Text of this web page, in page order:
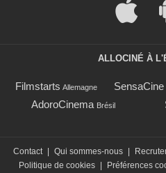
ALLOCINÉ À
Filmstarts Allemagne SensaCine
AdoroCinema Brésil
Contact | Qui sommes-nous |
Politique de cookies | Préférences